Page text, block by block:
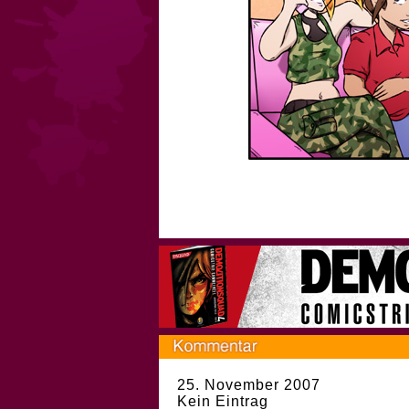
25. November 2007
Kein Eintrag